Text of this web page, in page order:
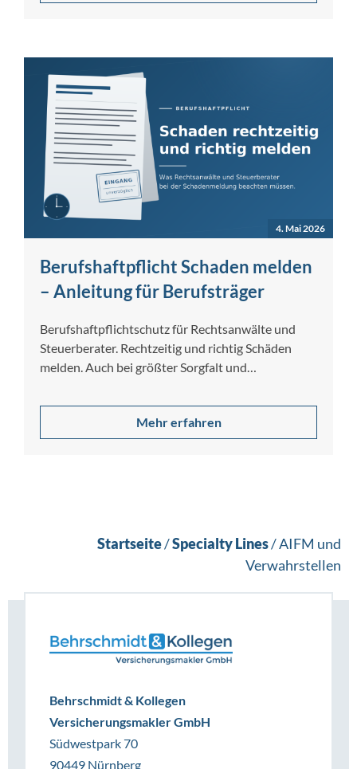
4. Mai 2026
Berufshaftpflicht Schaden melden
– Anleitung für Berufsträger
Berufshaftpflichtschutz für Rechtsanwälte und
Steuerberater. Rechtzeitig und richtig Schäden
melden. Auch bei größter Sorgfalt und
Mehr erfahren
Startseite/Specialty Lines/AIFM und
Verwahrstellen
Behrschmidt & Kollegen
Versicherungsmakler GmbH
Südwestpark 70
90449 Nürnberg